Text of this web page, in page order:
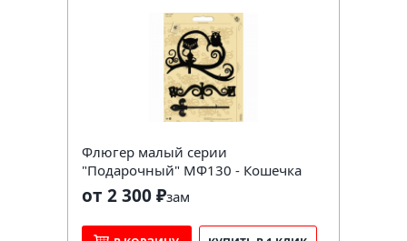
Флюгер малый серии
"Подарочный" МФ130 - Кошечка
от 2 300 ₽зам